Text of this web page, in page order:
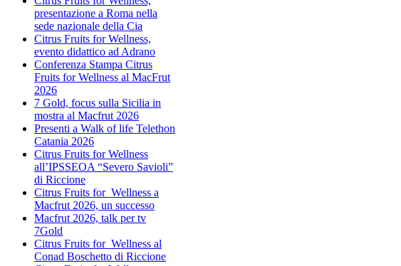
presentazione a Roma nella
sede nazionale della Cia
Citrus Fruits for Wellness,
evento didattico ad Adrano
Conferenza Stampa Citrus
Fruits for Wellness al MacFrut
2026
7 Gold, focus sulla Sicilia in
mostra al Macfrut 2026
Presenti a Walk of life Telethon
Catania 2026
Citrus Fruits for Wellness
all’IPSSEOA “Severo Savioli”
di Riccione
Citrus Fruits for Wellness a
Macfrut 2026, un successo
Macfrut 2026, talk per tv
7Gold
Citrus Fruits for Wellness al
Conad Boschetto di Riccione